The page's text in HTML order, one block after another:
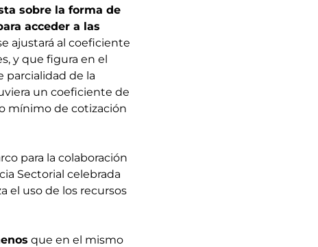
sobre la forma de
acceder a las
ajustará al coeficiente
y que figura en el
parcialidad de la
un coeficiente de
mínimo de cotización
para la colaboración
Sectorial celebrada
el uso de los recursos
que en el mismo